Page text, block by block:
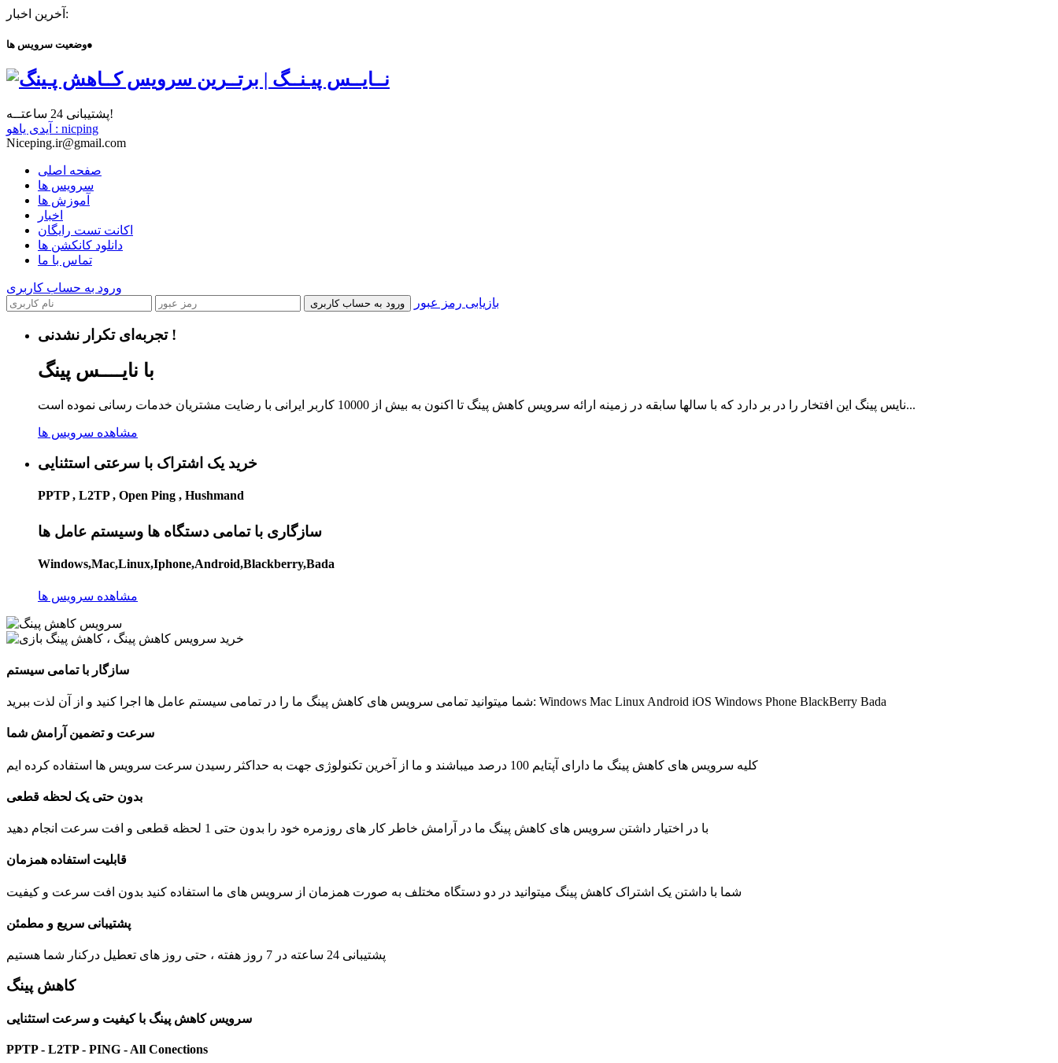
آخرین اخبار:
وضعیت سرویس ها●
پشتیبانی 24 ساعتــه!
آیدی یاهو : nicping
Niceping.ir@gmail.com
صفحه اصلی
سرویس ها
آموزش ها
اخبار
اکانت تست رایگان
دانلود کانکشن ها
تماس با ما
ورود به حساب کاربری
ورود به حساب کاربری بازیابی رمز عبور
تجربه‌ای تکرار نشدنی !
با نایــــس پینگ
نایس پینگ این افتخار را در بر دارد که با سالها سابقه در زمینه ارائه سرویس کاهش پینگ تا اکنون به بیش از 10000 کاربر ایرانی با رضایت مشتریان خدمات رسانی نموده است...
مشاهده سرویس ها
خرید یک اشتراک با سرعتی استثنایی
PPTP , L2TP , Open Ping , Hushmand
سازگاری با تمامی دستگاه ها وسیستم عامل ها
Windows,Mac,Linux,Iphone,Android,Blackberry,Bada
مشاهده سرویس ها
سازگار با تمامی سیستم
شما میتوانید تمامی سرویس های کاهش پینگ ما را در تمامی سیستم عامل ها اجرا کنید و از آن لذت ببرید: Windows Mac Linux Android iOS Windows Phone BlackBerry Bada
سرعت و تضمین آرامش شما
کلیه سرویس های کاهش پینگ ما دارای آپتایم 100 درصد میباشند و ما از آخرین تکنولوژی جهت به حداکثر رسیدن سرعت سرویس ها استفاده کرده ایم
بدون حتی یک لحظه قطعی
با در اختیار داشتن سرویس های کاهش پینگ ما در آرامش خاطر کار های روزمره خود را بدون حتی 1 لحظه قطعی و افت سرعت انجام دهید
قابلیت استفاده همزمان
شما با داشتن یک اشتراک کاهش پینگ میتوانید در دو دستگاه مختلف به صورت همزمان از سرویس های ما استفاده کنید بدون افت سرعت و کیفیت
پشتیبانی سریع و مطمئن
پشتیبانی 24 ساعته در 7 روز هفته ، حتی روز های تعطیل درکنار شما هستیم
کاهش پینگ
سرویس کاهش پینگ با کیفیت و سرعت استثنایی
PPTP - L2TP - PING - All Conections